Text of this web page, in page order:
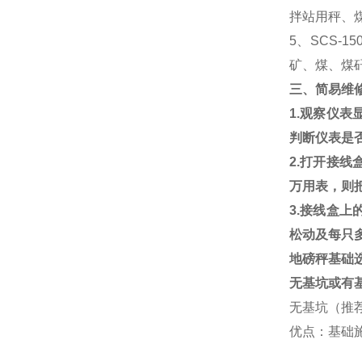
拌站用秤、
5 、SCS-
矿、煤、煤
三、简易维
1.观察仪表
判断仪表是
2.打开接线
万用表，则
3.接线盒上
松动及每只
地磅秤基础
无基坑或有
无基坑（推
优点：基础